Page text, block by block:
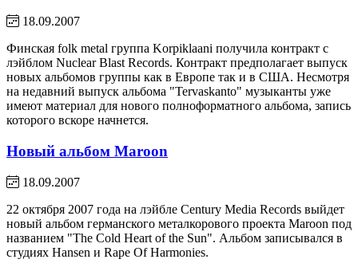
18.09.2007
Финская folk metal группа Korpiklaani получила контракт с
лэйблом Nuclear Blast Records. Контракт предполагает выпуск
новых альбомов группы как в Европе так и в США. Несмотря
на недавний выпуск альбома "Tervaskanto" музыканты уже
имеют материал для нового полноформатного альбома, запись
которого вскоре начнется.
Новый альбом Maroon
18.09.2007
22 октября 2007 года на лэйбле Century Media Records выйдет
новый альбом германского металкорового проекта Maroon под
названием "The Cold Heart of the Sun". Альбом записывался в
студиях Hansen и Rape Of Harmonies.